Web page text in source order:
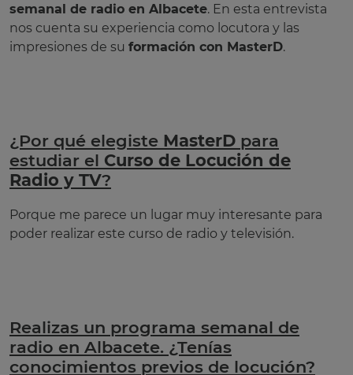
semanal de radio en Albacete. En esta entrevista
nos cuenta su experiencia como locutora y las
impresiones de su formación con MasterD.
¿Por qué elegiste MasterD para
estudiar el Curso de Locución de
Radio y TV?
Porque me parece un lugar muy interesante para
poder realizar este curso de radio y televisión.
Realizas un programa semanal de
radio en Albacete. ¿Tenías
conocimientos previos de locución?